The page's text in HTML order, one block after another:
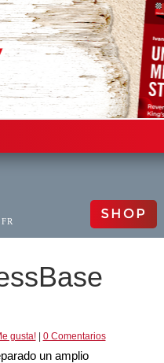
FR SHOP
gusta!| 0 Comentarios
un amplio